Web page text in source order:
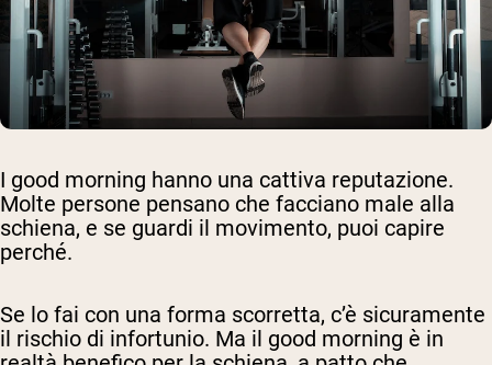
I good morning hanno una cattiva reputazione.
Molte persone pensano che facciano male alla
schiena, e se guardi il movimento, puoi capire
perché.
Se lo fai con una forma scorretta, c’è sicuramente
il rischio di infortunio. Ma il good morning è in